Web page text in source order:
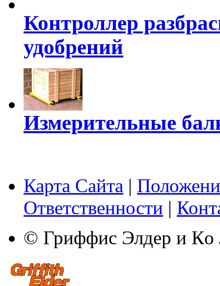
Контроллер
удобрений
Измерительные
Карта Сайта |
Ответственности |
© Гриффис Элдер и